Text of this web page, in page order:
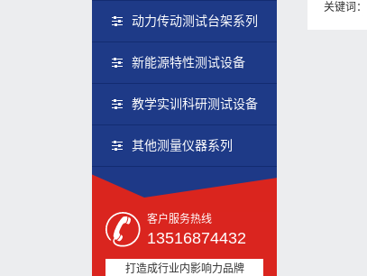
动力传动测试台架系列
新能源特性测试设备
教学实训科研测试设备
其他测量仪器系列
客户服务热线
13516874432
打造成行业内影响力品牌
关键词：